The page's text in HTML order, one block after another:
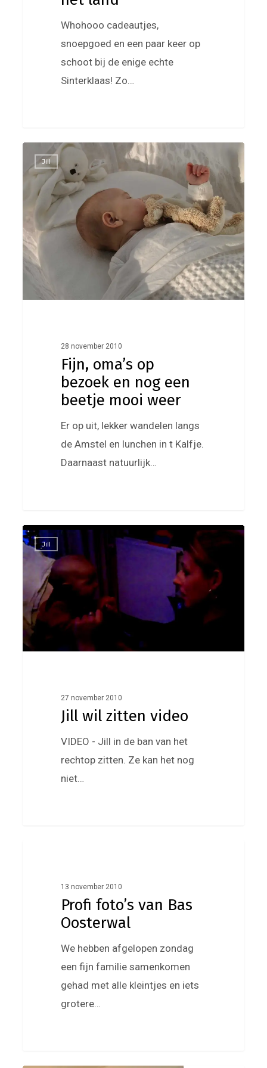
Whohooo cadeautjes,
snoepgoed en een paar keer op
schoot bij de enige echte
Sinterklaas! Zo…
oma’s
bezoek
en
nog
een
mooi
Jill
28 november 2010
Fijn, oma’s op
bezoek en nog een
beetje mooi weer
Er op uit, lekker wandelen langs
de Amstel en lunchen in t Kalfje.
Daarnaast natuurlijk…
Jill
wil
zitten
video
Jill
27 november 2010
Jill wil zitten video
VIDEO - Jill in de ban van het
rechtop zitten. Ze kan het nog
niet…
Oosterwal
13 november 2010
Profi foto’s van Bas
Oosterwal
We hebben afgelopen zondag
een fijn familie samenkomen
gehad met alle kleintjes en iets
grotere…